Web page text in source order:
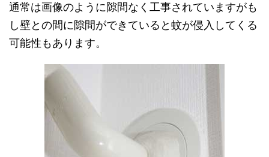
通常は画像のように隙間なく工事されていますがも
し壁との間に隙間ができていると蚊が侵入してくる
可能性もあります。